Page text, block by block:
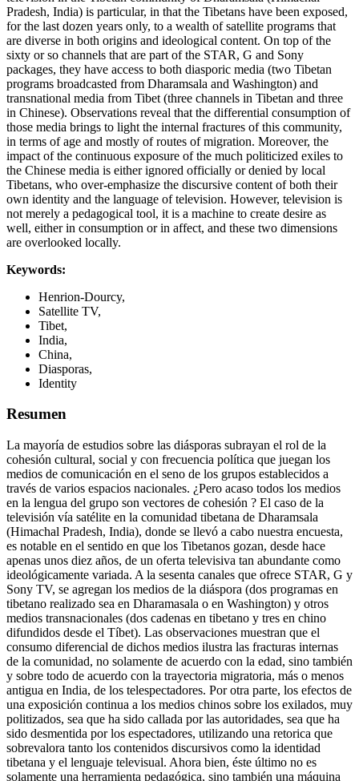
Pradesh, India) is particular, in that the Tibetans have been exposed,
for the last dozen years only, to a wealth of satellite programs that
are diverse in both origins and ideological content. On top of the
sixty or so channels that are part of the STAR, G and Sony
packages, they have access to both diasporic media (two Tibetan
programs broadcasted from Dharamsala and Washington) and
transnational media from Tibet (three channels in Tibetan and three
in Chinese). Observations reveal that the differential consumption of
those media brings to light the internal fractures of this community,
in terms of age and mostly of routes of migration. Moreover, the
impact of the continuous exposure of the much politicized exiles to
the Chinese media is either ignored officially or denied by local
Tibetans, who over-emphasize the discursive content of both their
own identity and the language of television. However, television is
not merely a pedagogical tool, it is a machine to create desire as
well, either in consumption or in affect, and these two dimensions
are overlooked locally.
Keywords:
Henrion-Dourcy,
Satellite TV,
Tibet,
India,
China,
Diasporas,
Identity
Resumen
La mayoría de estudios sobre las diásporas subrayan el rol de la
cohesión cultural, social y con frecuencia política que juegan los
medios de comunicación en el seno de los grupos establecidos a
través de varios espacios nacionales. ¿Pero acaso todos los medios
en la lengua del grupo son vectores de cohesión ? El caso de la
televisión vía satélite en la comunidad tibetana de Dharamsala
(Himachal Pradesh, India), donde se llevó a cabo nuestra encuesta,
es notable en el sentido en que los Tibetanos gozan, desde hace
apenas unos diez años, de un oferta televisiva tan abundante como
ideológicamente variada. A la sesenta canales que ofrece STAR, G y
Sony TV, se agregan los medios de la diáspora (dos programas en
tibetano realizado sea en Dharamasala o en Washington) y otros
medios transnacionales (dos cadenas en tibetano y tres en chino
difundidos desde el Tíbet). Las observaciones muestran que el
consumo diferencial de dichos medios ilustra las fracturas internas
de la comunidad, no solamente de acuerdo con la edad, sino también
y sobre todo de acuerdo con la trayectoria migratoria, más o menos
antigua en India, de los telespectadores. Por otra parte, los efectos de
una exposición continua a los medios chinos sobre los exilados, muy
politizados, sea que ha sido callada por las autoridades, sea que ha
sido desmentida por los espectadores, utilizando una retorica que
sobrevalora tanto los contenidos discursivos como la identidad
tibetana y el lenguaje televisual. Ahora bien, éste último no es
solamente una herramienta pedagógica, sino también una máquina